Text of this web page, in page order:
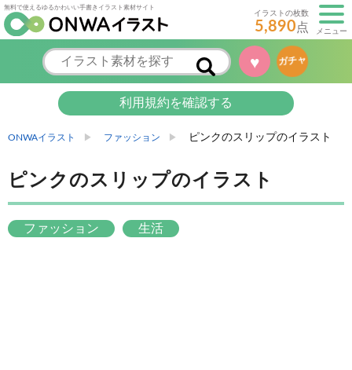
無料で使えるゆるかわいい手書きイラスト素材サイト
イラストの枚数
5,890点 メニュー
♥ ガチャ
利用規約を確認する
ONWAイラスト ファッション ピンクのスリップのイラスト
ピンクのスリップのイラスト
ファッション 生活